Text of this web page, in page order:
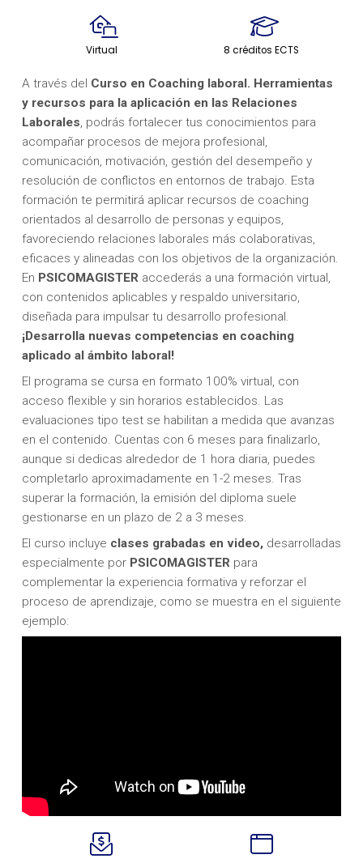
Virtual 8 créditos ECTS
A través del Curso en Coaching laboral. Herramientas
y recursos para la aplicación en las Relaciones
Laborales, podrás fortalecer tus conocimientos para
acompañar procesos de mejora profesional,
comunicación, motivación, gestión del desempeño y
resolución de conflictos en entornos de trabajo. Esta
formación te permitirá aplicar recursos de coaching
orientados al desarrollo de personas y equipos,
favoreciendo relaciones laborales más colaborativas,
eficaces y alineadas con los objetivos de la organización.
En PSICOMAGISTERaccederás a una formación virtual,
con contenidos aplicables y respaldo universitario,
diseñada para impulsar tu desarrollo profesional.
¡Desarrolla nuevas competencias en coaching
aplicado al ámbito laboral!
El programa se cursa en formato 100% virtual, con
acceso flexible y sin horarios establecidos. Las
evaluaciones tipo test se habilitan a medida que avanzas
en el contenido. Cuentas con 6 meses para finalizarlo,
aunque si dedicas alrededor de 1 hora diaria, puedes
completarlo aproximadamente en 1-2 meses. Tras
superar la formación, la emisión del diploma suele
gestionarse en un plazo de 2 a 3 meses.
El curso incluye clases grabadas en video,desarrolladas
especialmente por PSICOMAGISTER para
complementar la experiencia formativa y reforzar el
proceso de aprendizaje, como se muestra en el siguiente
ejemplo: